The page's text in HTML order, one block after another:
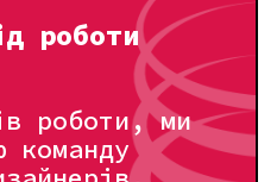
НАСТУПНА
роботи
роботи, ми
команду